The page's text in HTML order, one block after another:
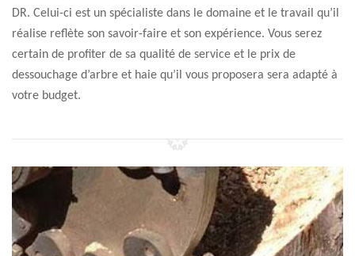
DR. Celui-ci est un spécialiste dans le domaine et le travail qu’il
réalise reflète son savoir-faire et son expérience. Vous serez
certain de profiter de sa qualité de service et le prix de
dessouchage d’arbre et haie qu’il vous proposera sera adapté à
votre budget.